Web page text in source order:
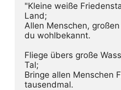
"Kleine weiße
Land;
Allen Menschen,
du wohlbekannt.
Fliege übers große
Tal;
Bringe allen Menschen
tausendmal.